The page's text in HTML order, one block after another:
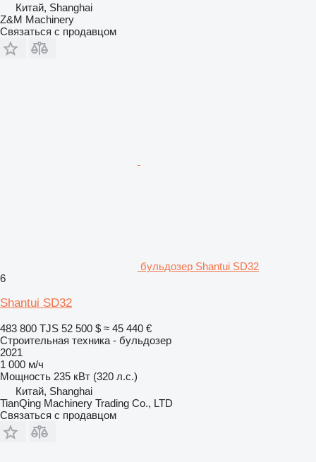
Китай, Shanghai
Z&M Machinery
Связаться с продавцом
бульдозер Shantui SD32
6
Shantui SD32
483 800 TJS 52 500 $ ≈ 45 440 €
Строительная техника - бульдозер
2021
1 000 м/ч
Мощность 235 кВт (320 л.с.)
Китай, Shanghai
TianQing Machinery Trading Co., LTD
Связаться с продавцом